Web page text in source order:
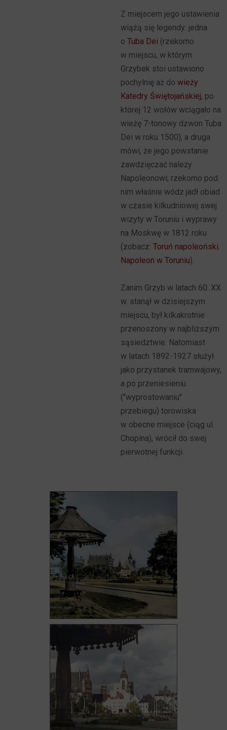
Z miejscem jego ustawienia
wiążą się legendy: jedna
oTuba Dei (rzekomo
w miejscu, w którym
Grzybek stoi ustawiono
pochylnię aż dowieży
Katedry Świętojańskiej, po
której 12 wołów wciągało na
wieżę 7-tonowy dzwon Tuba
Dei w roku 1500), a druga
mówi, że jego powstanie
zawdzięczać należy
Napoleonowi; rzekomo pod
nim właśnie wódz jadł obiad
w czasie kilkudniowej swej
wizyty w Toruniu i wyprawy
na Moskwę w 1812 roku
(zobacz:Toruń napoleoński.
Napoleon w Toruniu).
Zanim Grzyb w latach 60. XX
w. stanął w dzisiejszym
miejscu, był kilkakrotnie
przenoszony w najbliższym
sąsiedztwie. Natomiast
w latach 1892-1927 służył
jako przystanek tramwajowy,
a po przeniesieniu
("wyprostowaniu"
przebiegu) torowiska
w obecne miejsce (ciąg ul.
Chopina), wrócił do swej
pierwotnej funkcji.